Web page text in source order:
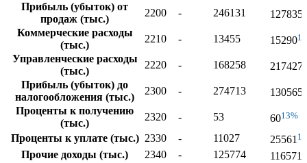
Прибыль (убыток) от
продаж (тыс.)
2200 - 246131 127835
Коммерческие расходы
(тыс.)
2210 - 13455 15290
Управленческие расходы
(тыс.)
2220 - 168258 217427
Прибыль (убыток) до
налогообложения (тыс.)
2300 - 274713 130565
Проценты к получению
(тыс.)
2320 - 53 6013%
Проценты к уплате (тыс.) 2330 - 11027 25561
Прочие доходы (тыс.) 2340 - 125774 116571